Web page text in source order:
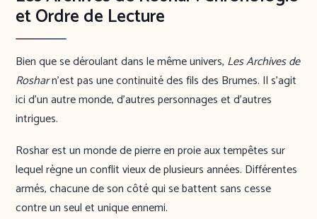
et Ordre de Lecture
Bien que se déroulant dans le même univers, Les Archives de
Rosharn’est pas une continuité des fils des Brumes. Il s’agit
ici d’un autre monde, d’autres personnages et d’autres
intrigues.
Roshar est un monde de pierre en proie aux tempêtes sur
lequel règne un conflit vieux de plusieurs années. Différentes
armés, chacune de son côté qui se battent sans cesse
contre un seul et unique ennemi.